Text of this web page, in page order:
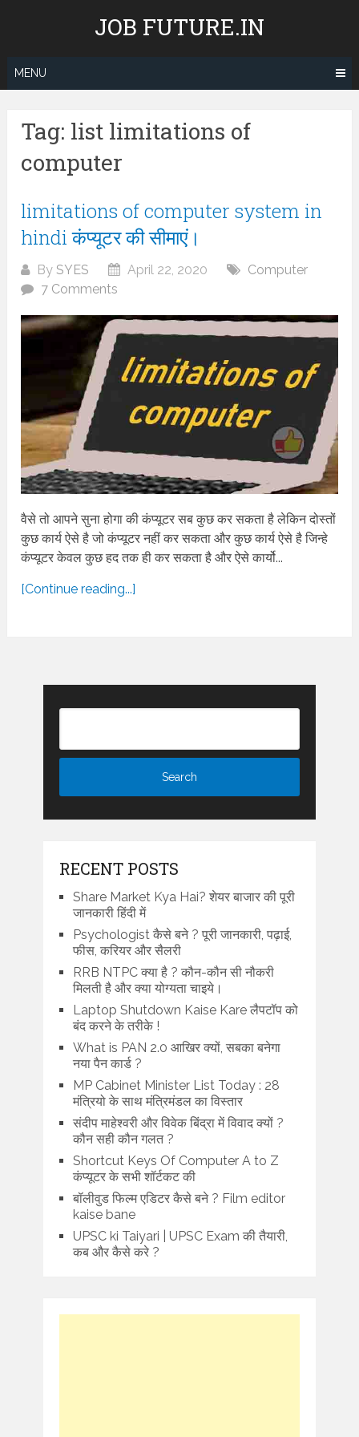
JOB FUTURE.IN
MENU
Tag: list limitations of
computer
limitations of computer system in
hindi कंप्यूटर की सीमाएं।
BySYES April 22, 2020
Computer
7 Comments
वैसे तो आपने सुना होगा की कंप्यूटर सब कुछ कर सकता है लेकिन दोस्तों
कुछ कार्य ऐसे है जो कंप्यूटर नहीं कर सकता और कुछ कार्य ऐसे है जिन्हे
कंप्यूटर केवल कुछ हद तक ही कर सकता है और ऐसे कार्यो...
[Continue reading...]
RECENT POSTS
Share Market Kya Hai? शेयर बाजार की पूरी
जानकारी हिंदी में
Psychologist कैसे बने ? पूरी जानकारी, पढ़ाई,
फीस, करियर और सैलरी
RRB NTPC क्या है ? कौन-कौन सी नौकरी
मिलती है और क्या योग्यता चाइये।
Laptop Shutdown Kaise Kare लैपटॉप को
बंद करने के तरीके !
What is PAN 2.0 आखिर क्यों, सबका बनेगा
नया पैन कार्ड ?
MP Cabinet Minister List Today : 28
मंत्रियो के साथ मंत्रिमंडल का विस्तार
संदीप माहेश्वरी और विवेक बिंद्रा में विवाद क्यों ?
कौन सही कौन गलत ?
Shortcut Keys Of Computer A to Z
कंप्यूटर के सभी शॉर्टकट की
बॉलीवुड फिल्म एडिटर कैसे बने ? Film editor
kaise bane
UPSC ki Taiyari | UPSC Exam की तैयारी,
कब और कैसे करे ?